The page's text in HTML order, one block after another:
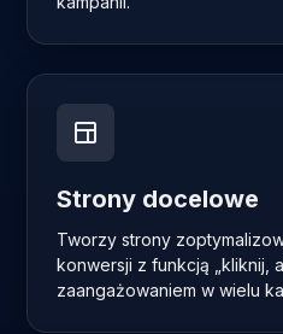
Strony docelowe
Tworzy strony
konwersji z funkcją „kliknij,
zaangażowaniem w wielu